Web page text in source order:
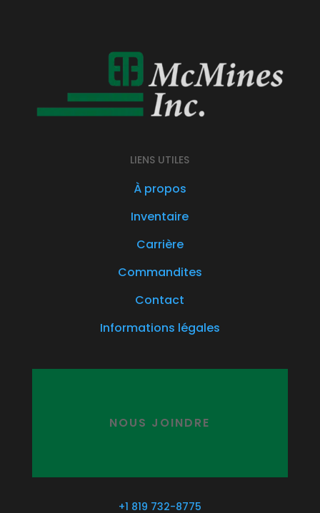
LIENS UTILES
À propos
Inventaire
Carrière
Commandites
Contact
Informations légales
NOUS JOINDRE
+1 819 732-8775